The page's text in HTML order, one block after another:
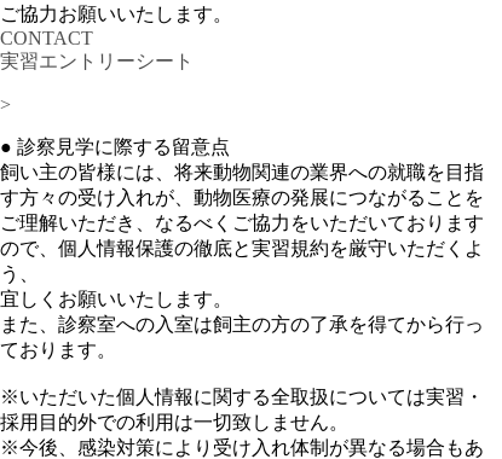
ご協力お願いいたします。
CONTACT
実習エントリーシート
>
● 診察見学に際する留意点
飼い主の皆様には、将来動物関連の業界への就職を目指
す方々の受け入れが、動物医療の発展につながることを
ご理解いただき、なるべくご協力をいただいております
ので、個人情報保護の徹底と実習規約を厳守いただくよ
う、
宜しくお願いいたします。
また、診察室への入室は飼主の方の了承を得てから行っ
ております。
※いただいた個人情報に関する全取扱については実習・
採用目的外での利用は一切致しません。
※今後、感染対策により受け入れ体制が異なる場合もあ